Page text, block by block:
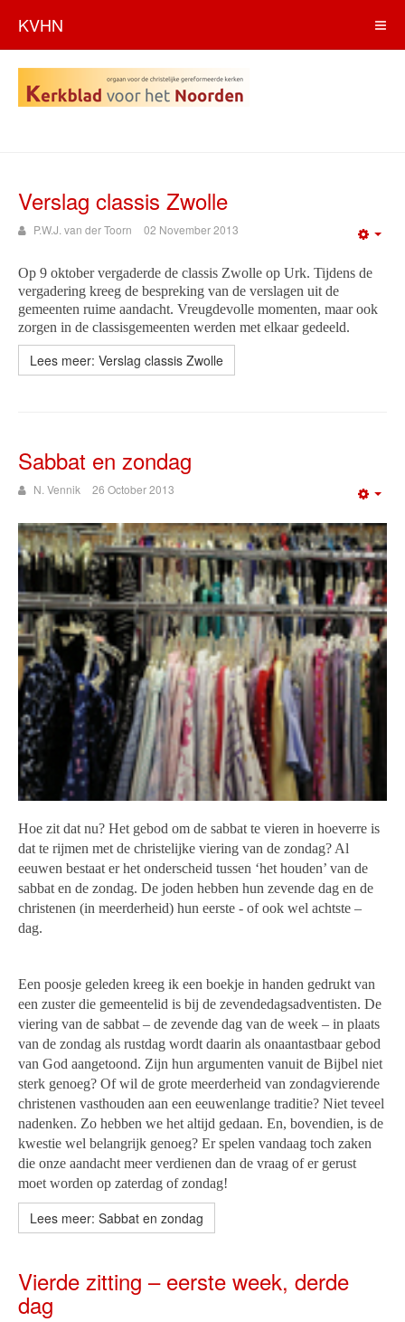
KVHN
Verslag classis Zwolle
P.W.J. van der Toorn 02 November 2013
Op 9 oktober vergaderde de classis Zwolle op Urk. Tijdens de
vergadering kreeg de bespreking van de verslagen uit de
gemeenten ruime aandacht. Vreugdevolle momenten, maar ook
zorgen in de classisgemeenten werden met elkaar gedeeld.
Lees meer: Verslag classis Zwolle
Sabbat en zondag
N. Vennik 26 October 2013
Hoe zit dat nu? Het gebod om de sabbat te vieren in hoeverre is
dat te rijmen met de christelijke viering van de zondag? Al
eeuwen bestaat er het onderscheid tussen ‘het houden’ van de
sabbat en de zondag. De joden hebben hun zevende dag en de
christenen (in meerderheid) hun eerste - of ook wel achtste –
dag.
Een poosje geleden kreeg ik een boekje in handen gedrukt van
een zuster die gemeentelid is bij de zevendedagsadventisten. De
viering van de sabbat – de zevende dag van de week – in plaats
van de zondag als rustdag wordt daarin als onaantastbaar gebod
van God aangetoond. Zijn hun argumenten vanuit de Bijbel niet
sterk genoeg? Of wil de grote meerderheid van zondagvierende
christenen vasthouden aan een eeuwenlange traditie? Niet teveel
nadenken. Zo hebben we het altijd gedaan. En, bovendien, is de
kwestie wel belangrijk genoeg? Er spelen vandaag toch zaken
die onze aandacht meer verdienen dan de vraag of er gerust
moet worden op zaterdag of zondag!
Lees meer: Sabbat en zondag
Vierde zitting – eerste week, derde
dag